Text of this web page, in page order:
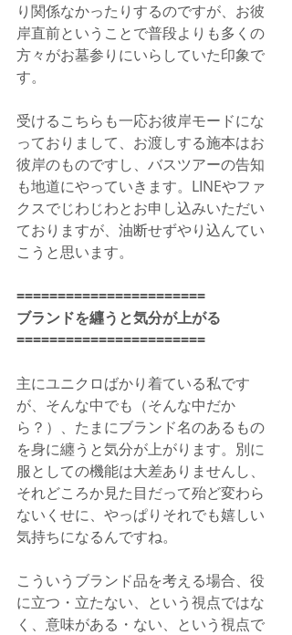
り関係なかったりするのですが、お彼
岸直前ということで普段よりも多くの
方々がお墓参りにいらしていた印象で
す。
受けるこちらも一応お彼岸モードにな
っておりまして、お渡しする施本はお
彼岸のものですし、バスツアーの告知
も地道にやっていきます。LINEやファ
クスでじわじわとお申し込みいただい
ておりますが、油断せずやり込んてい
こうと思います。
=======================
ブランドを纒うと気分が上がる
=======================
主にユニクロばかり着ている私です
が、そんな中でも（そんな中だか
ら？）、たまにブランド名のあるもの
を身に纏うと気分が上がります。別に
服としての機能は大差ありませんし、
それどころか見た目だって殆ど変わら
ないくせに、やっぱりそれでも嬉しい
気持ちになるんですね。
こういうブランド品を考える場合、役
に立つ・立たない、という視点ではな
く、意味がある・ない、という視点で